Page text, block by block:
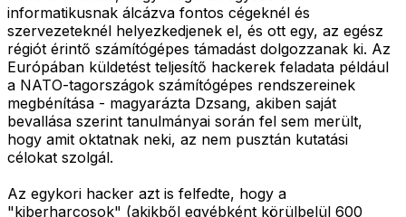
informatikusnak álcázva fontos cégeknél és
szervezeteknél helyezkedjenek el, és ott egy, az egész
régiót érintő számítógépes támadást dolgozzanak ki. Az
Európában küldetést teljesítő hackerek feladata például
a NATO-tagországok számítógépes rendszereinek
megbénítása - magyarázta Dzsang, akiben saját
bevallása szerint tanulmányai során fel sem merült,
hogy amit oktatnak neki, az nem pusztán kutatási
célokat szolgál.
Az egykori hacker azt is felfedte, hogy a
"kiberharcosok" (akikből egyébként körülbelül 600